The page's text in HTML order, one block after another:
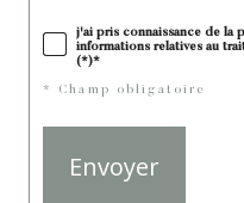
j'ai pris connaissance de
informations relatives au
(*)*
* Champ obligatoire
Envoyer